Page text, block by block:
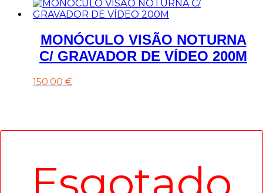
MONÓCULO VISÃO NOTURNA
C/ GRAVADOR DE VÍDEO 200M
150.00 €